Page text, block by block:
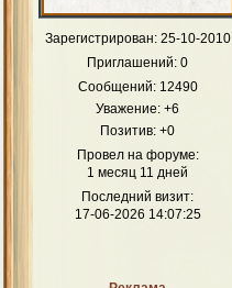
Зарегистрирован: 25-10-2010
Приглашений: 0
Сообщений:12490
Уважение: +6
Позитив: +0
Провел на форуме:
1 месяц 11 дней
Последний визит:
17-06-2026 14:07:25